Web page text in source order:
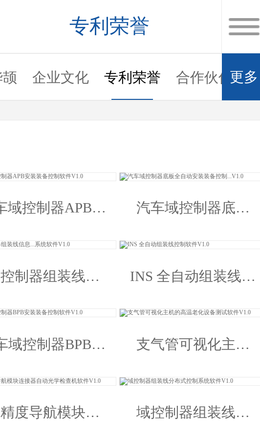
专利荣誉
企业文化 专利荣誉 合作伙伴更多
域控制器APB安
V1.0
汽车域控制器底板
制...V1.0
制器组装线信
INS 全自动组装线控
域控制器BPB安
V1.0
支气管可视化主机
试软件V1.0
度导航模块连
域控制器组装线分